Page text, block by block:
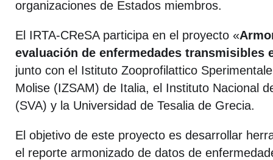
organizaciones de Estados miembros.
El IRTA-CReSA participa en el proyecto «
evaluación de enfermedades transmisibles
junto con el Istituto Zooprofilattico
Molise (IZSAM) de Italia, el Instituto Nacional
(SVA) y la Universidad de Tesalia de Grecia.
El objetivo de este proyecto es desarrollar
el reporte armonizado de datos de